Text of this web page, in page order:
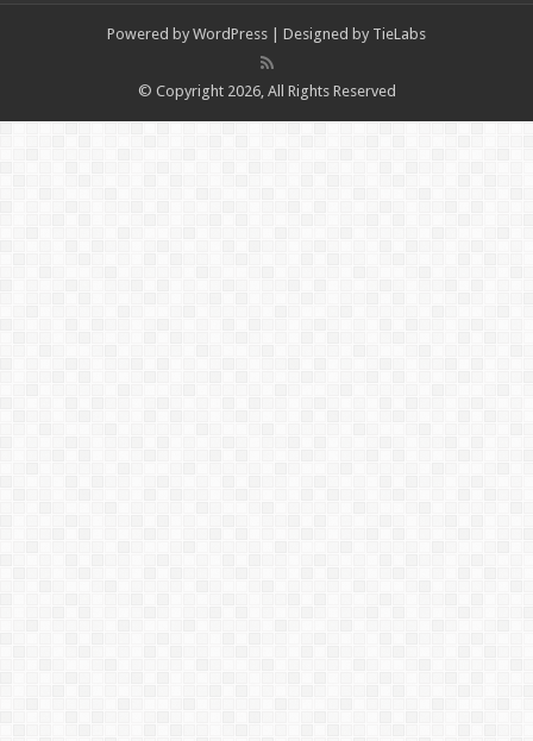
Powered by WordPress | Designed by TieLabs
© Copyright 2026, All Rights Reserved